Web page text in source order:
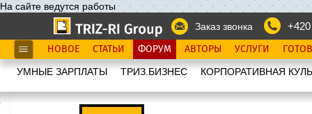
На сайте ведутся работы
Заказ звонка
НОВОЕ СТАТЬИ ФОРУМ АВТОРЫ УСЛУГИ
УМНЫЕ ЗАРПЛАТЫ ТРИЗ.БИЗНЕС КОРПОРАТИВНАЯ